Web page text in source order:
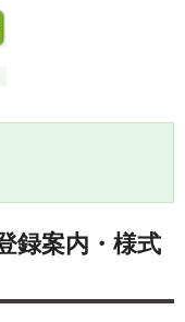
録案内・様式